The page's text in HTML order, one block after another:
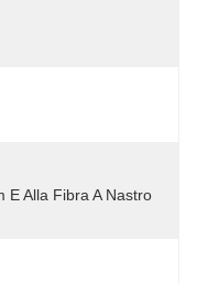
E Alla Fibra A Nastro